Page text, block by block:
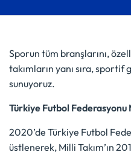
Sporun tüm branşlarını,
takımların yanı sıra,
sunuyoruz.
Türkiye Futbol Federasyonu
2020’de Türkiye Futbol
üstlenerek, Milli Takım’ın